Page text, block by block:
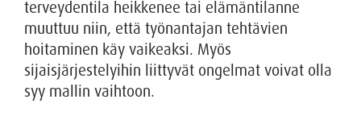
terveydentila heikkenee tai elämäntilanne
muuttuu niin, että työnantajan tehtävien
hoitaminen käy vaikeaksi. Myös
sijaisjärjestelyihin liittyvät ongelmat voivat olla
syy mallin vaihtoon.